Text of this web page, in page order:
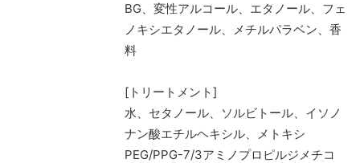
BG、変性アルコール、エタノール、フェ
ノキシエタノール、メチルパラベン、香
料
[トリートメント]
水、セタノール、ソルビトール、イソノ
ナン酸エチルヘキシル、メトキシ
PEG/PPG-7/3アミノプロピルジメチコ